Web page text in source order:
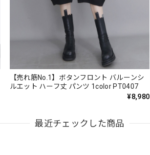
【売れ筋No.1】ボタンフロント バルーンシ
ルエット ハーフ丈 パンツ 1color PT0407
¥8,980
最近チェックした商品